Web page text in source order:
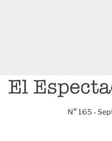
Saltar
N° 165 -